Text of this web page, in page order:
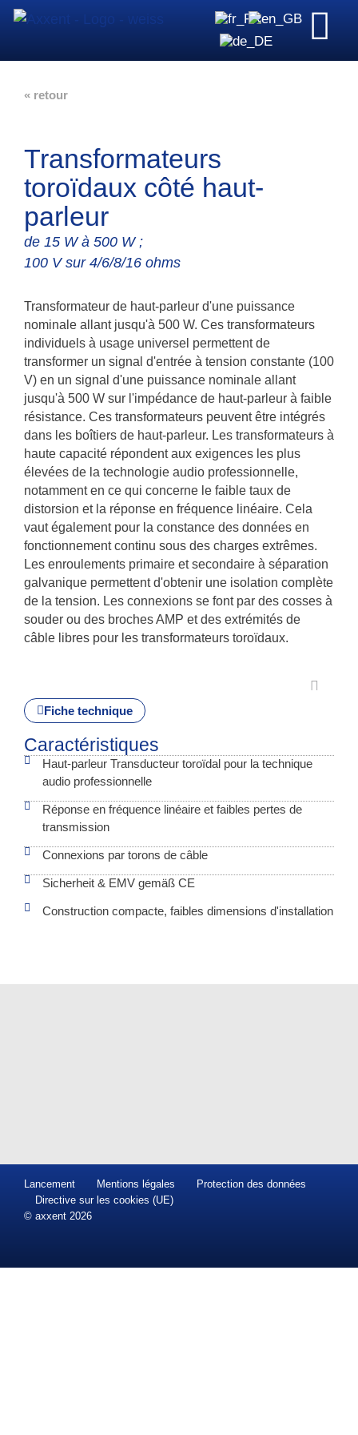
« retour
Transformateurs
toroïdaux côté haut-
parleur
de 15 W à 500 W ;
100 V sur 4/6/8/16 ohms
Transformateur de haut-parleur d'une puissance
nominale allant jusqu'à 500 W. Ces transformateurs
individuels à usage universel permettent de
transformer un signal d'entrée à tension constante (100
V) en un signal d'une puissance nominale allant
jusqu'à 500 W sur l'impédance de haut-parleur à faible
résistance. Ces transformateurs peuvent être intégrés
dans les boîtiers de haut-parleur. Les transformateurs à
haute capacité répondent aux exigences les plus
élevées de la technologie audio professionnelle,
notamment en ce qui concerne le faible taux de
distorsion et la réponse en fréquence linéaire. Cela
vaut également pour la constance des données en
fonctionnement continu sous des charges extrêmes.
Les enroulements primaire et secondaire à séparation
galvanique permettent d'obtenir une isolation complète
de la tension. Les connexions se font par des cosses à
souder ou des broches AMP et des extrémités de
câble libres pour les transformateurs toroïdaux.
Fiche technique
Caractéristiques
Haut-parleur Transducteur toroïdal pour la technique
audio professionnelle
Réponse en fréquence linéaire et faibles pertes de
transmission
Connexions par torons de câble
Sicherheit & EMV gemäß CE
Construction compacte, faibles dimensions d'installation
© axxent 2026
Lancement Mentions légales
Protection des données
Directive sur les cookies (UE)